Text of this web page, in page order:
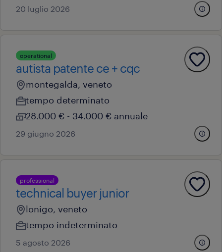
20 luglio 2026
operational
autista patente ce + cqc
montegalda, veneto
tempo determinato
28.000 € - 34.000 € annuale
29 giugno 2026
professional
technical buyer junior
lonigo, veneto
tempo indeterminato
5 agosto 2026